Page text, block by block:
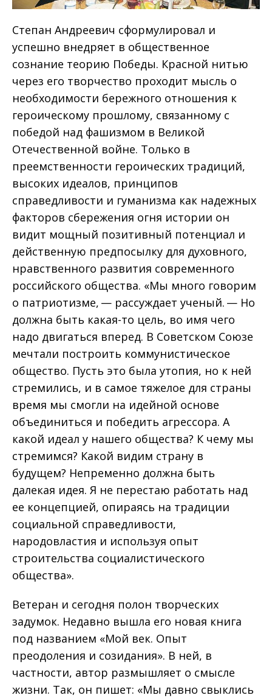
Степан Андреевич сформулировал и
успешно внедряет в общественное
сознание теорию Победы. Красной нитью
через его творчество проходит мысль о
необходимости бережного отношения к
героическому прошлому, связанному с
победой над фашизмом в Великой
Отечественной войне. Только в
преемственности героических традиций,
высоких идеалов, принципов
справедливости и гуманизма как надежных
факторов сбережения огня истории он
видит мощный позитивный потенциал и
действенную предпосылку для духовного,
нравственного развития современного
российского общества. «Мы много говорим
о патриотизме, — рассуждает ученый. — Но
должна быть какая-то цель, во имя чего
надо двигаться вперед. В Советском Союзе
мечтали построить коммунистическое
общество. Пусть это была утопия, но к ней
стремились, и в самое тяжелое для страны
время мы смогли на идейной основе
объединиться и победить агрессора. А
какой идеал у нашего общества? К чему мы
стремимся? Какой видим страну в
будущем? Непременно должна быть
далекая идея. Я не перестаю работать над
ее концепцией, опираясь на традиции
социальной справедливости,
народовластия и используя опыт
строительства социалистического
общества».
Ветеран и сегодня полон творческих
задумок. Недавно вышла его новая книга
под названием «Мой век. Опыт
преодоления и созидания». В ней, в
частности, автор размышляет о смысле
жизни. Так, он пишет: «Мы давно свыклись